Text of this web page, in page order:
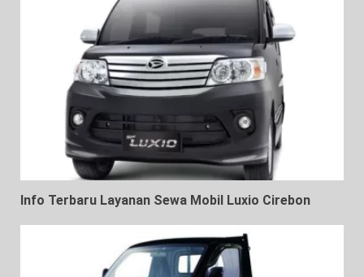
Info Terbaru Layanan Sewa Mobil Luxio Cirebon